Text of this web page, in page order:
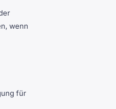
wenn
für